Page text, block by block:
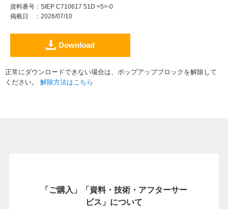
資料番号 ：SIEP C710617 51D <5>-0
掲載日
：2026/07/10
Download
正常にダウンロードできない場合は、ポップアップブロックを解除して
ください。 解除方法はこちら
「ご購入」「資料・技術・アフターサー
ビス」について